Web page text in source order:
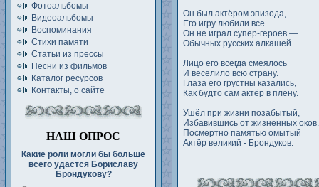
Фотоальбомы
Видеоальбомы
Воспоминания
Стихи памяти
Статьи из прессы
Песни из фильмов
Каталог ресурсов
Контакты, о сайте
НАШ ОПРОС
Какие роли могли бы больше
всего удастся Бориславу
Брондукову?
Он был актёром эпизода,
Его игру любили все.
Он не играл супер-героев —
Обычных русских алкашей.
Лицо его всегда смеялось
И веселило всю страну.
Глаза его грустны казались,
Как будто сам актёр в плену.
Ушёл при жизни позабытый,
Избавившись от жизненных оков.
Посмертно памятью омытый
Актёр великий - Брондуков.